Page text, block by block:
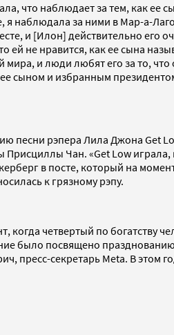
что наблюдает за тем, как ее
наблюдала за ними в Мар-а-
и [Илон] действительно его
ей не нравится, как ее сына
и люди любят его за то,
сыном и избранным
песни рэпера Лила Джона Get
Чан. «Get Low
в посте, который на
к грязному рэпу.
четвертый по богатству
было посвящено
пресс-секретарь Meta. В